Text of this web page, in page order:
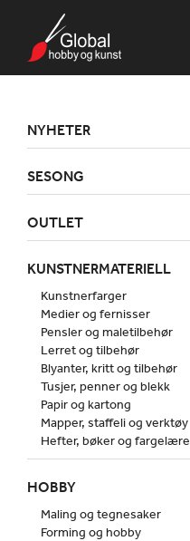
NYHETER
SESONG
OUTLET
KUNSTNERMATERIELL
Kunstnerfarger
Medier og fernisser
Pensler og maletilbehør
Lerret og tilbehør
Blyanter, kritt og tilbehør
Tusjer, penner og blekk
Papir og kartong
Mapper, staffeli og verktøy
Hefter, bøker og fargelære
HOBBY
Maling og tegnesaker
Forming og hobby